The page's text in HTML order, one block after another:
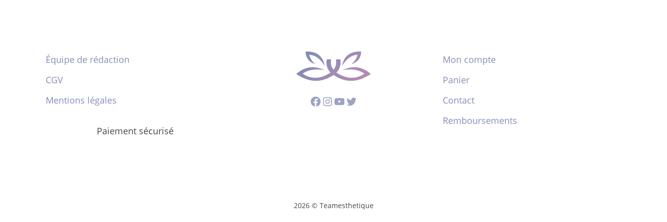
Équipe de rédaction
CGV
Mentions légales
Paiement sécurisé
Facebook
Instagram
YouTube
Twitter
Mon compte
Panier
Contact
Remboursements
2026 © Teamesthetique